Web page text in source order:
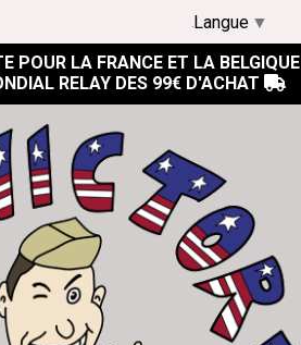
POUR LA FRANCE ET LA BELGIQUE
RELAY DES 99€ D'ACHAT 
Langue ▼